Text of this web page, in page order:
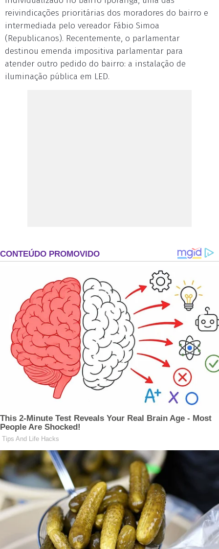
reivindicações prioritárias dos moradores do bairro e
intermediada pelo vereador Fábio Simoa
(Republicanos). Recentemente, o parlamentar
destinou emenda impositiva parlamentar para
atender outro pedido do bairro: a instalação de
iluminação pública em LED.